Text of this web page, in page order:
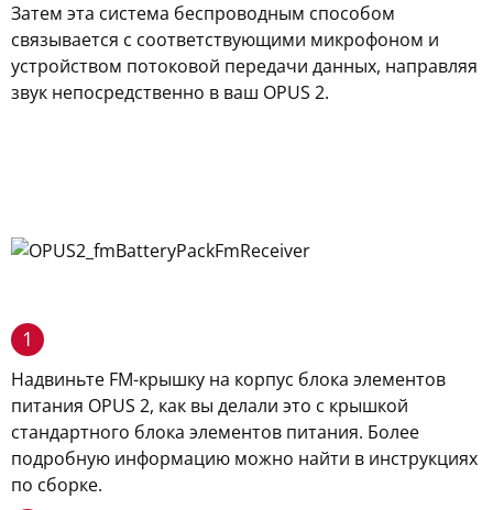
Затем эта система беспроводным способом
связывается с соответствующими микрофоном и
устройством потоковой передачи данных, направляя
звук непосредственно в ваш OPUS 2.
1
Надвиньте FM-крышку на корпус блока элементов
питания OPUS 2, как вы делали это с крышкой
стандартного блока элементов питания. Более
подробную информацию можно найти в инструкциях
по сборке.